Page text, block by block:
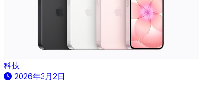
科技
2026年3月2日